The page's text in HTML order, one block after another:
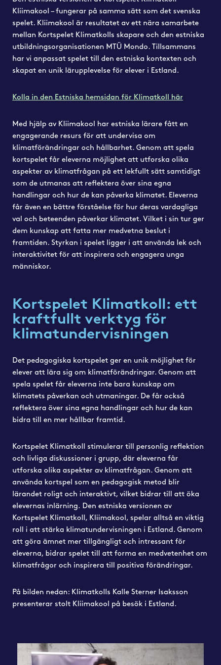
Kliimakool – fungerar på samma sätt som det svenska
spelet. Kliimakool är resultatet av ett nära samarbete
mellan Kortspelet Klimatkolls skapare och den estniska
utbildningsorganisationen MTÜ Mondo. Tillsammans
har vi anpassat spelet till den estniska kontexten och
skapat en unik lärupplevelse för elever i Estland.
Kolla in den Estniska hemsidan för Klimatkoll här
Med hjälp av Kliimakool har estniska lärare fått en
engagerande resurs för att undervisa om
klimatförändringar och hållbarhet. Genom att spela
kortspelet får eleverna möjlighet att utforska olika
aspekter av klimatfrågan på ett lekfullt sätt samtidigt
som de utmanas att reflektera över sina egna
handlingar och hur de kan påverka klimatet. Eleverna
får även en bättre förståelse för hur deras vardagliga
val och beteenden påverkar klimatet. Vilket i sin tur ger
dem kunskap att fatta mer medvetna beslut i
framtiden. Styrkan i spelet ligger i att använda lek och
interaktivitet för att inspirera och engagera unga
människor.
Kortspelet Klimatkoll: ett
kraftfullt verktyg för
klimatundervisningen
Det pedagogiska kortspelet ger en unik möjlighet för
elever att lära sig om klimatförändringar. Genom att
spela spelet får eleverna inte bara kunskap om
klimatets påverkan och utmaningar. De får också
reflektera över sina egna handlingar och hur de kan
bidra till en mer hållbar framtid.
Kortspelet Klimatkoll stimulerar till personlig reflektion
och livliga diskussioner i grupp, där eleverna får
utforska olika aspekter av klimatfrågan. Genom att
använda kortspel som en pedagogisk metod blir
lärandet roligt och interaktivt, vilket bidrar till att öka
elevernas inlärning. Den estniska versionen av
Kortspelet Klimatkoll, Kliimakool, spelar alltså en viktig
roll i att stärka klimatundervisningen i Estland. Genom
att göra ämnet mer tillgängligt och intressant för
eleverna, bidrar spelet till att forma en medvetenhet om
klimatfrågor och inspirera till positiva förändringar.
På bilden nedan: Klimatkolls Kalle Sterner Isaksson
presenterar stolt Kliimakool på besök i Estland.